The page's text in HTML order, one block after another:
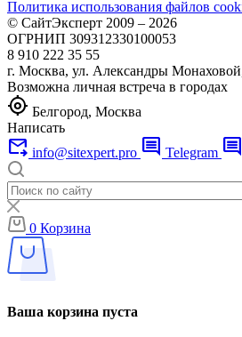
Политика использования файлов
© СайтЭксперт 2009 – 2026
ОГРНИП 309312330100053
8 910 222 35 55
г. Москва, ул. Александры
Возможна личная встреча в городах
my_location Белгород, Москва
Написать
forward_to_inbox info@sitexpert.pro comment Telegram comment
0 Корзина
Ваша корзина пуста